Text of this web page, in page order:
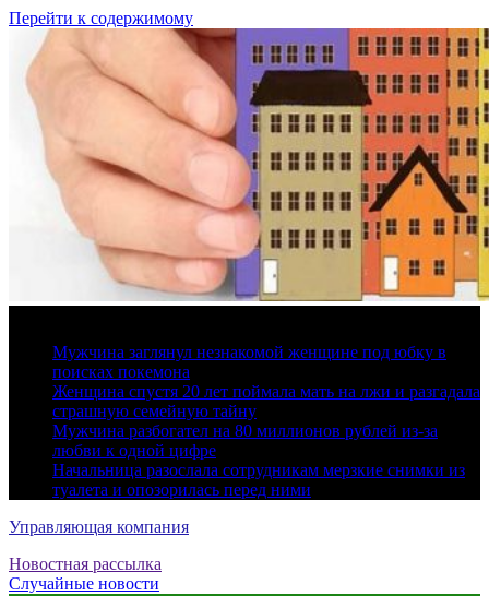
Перейти к содержимому
Мужчина заглянул незнакомой женщине под юбку в
поисках покемона
Женщина спустя 20 лет поймала мать на лжи и разгадала
страшную семейную тайну
Мужчина разбогател на 80 миллионов рублей из-за
любви к одной цифре
Начальница разослала сотрудникам мерзкие снимки из
туалета и опозорилась перед ними
Управляющая компания
Новостная рассылка
Случайные новости